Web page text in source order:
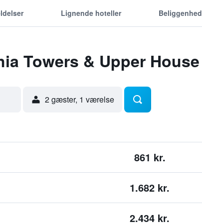
Lignende hoteller Beliggenhed
Towers & Upper House
2 gæster, 1 værelse
861 kr.
1.682 kr.
2.434 kr.